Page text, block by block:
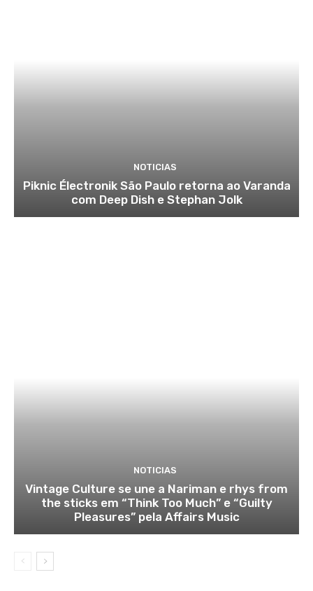
NOTICIAS
Piknic Électronik São Paulo retorna ao Varanda
com Deep Dish e Stephan Jolk
NOTICIAS
Vintage Culture se une a Nariman e rhys from
the sticks em “Think Too Much” e “Guilty
Pleasures” pela Affairs Music